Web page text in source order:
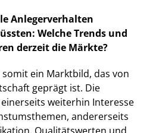
Anlegerverhalten
Welche Trends und
derzeit die Märkte?
ein Marktbild, das von
geprägt ist. Die
weiterhin Interesse
andererseits